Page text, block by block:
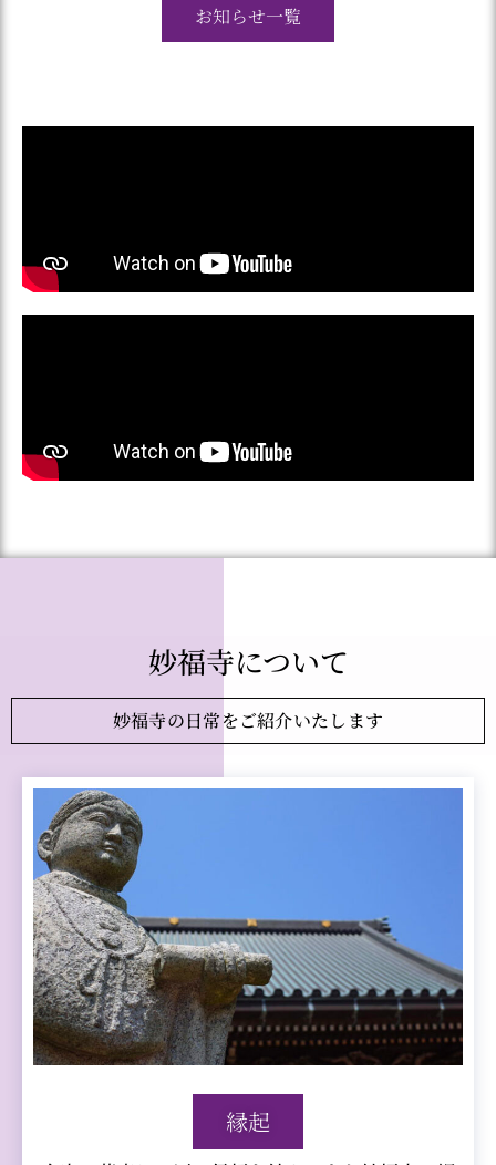
お知らせ一覧
妙福寺について
妙福寺の日常をご紹介いたします
縁起